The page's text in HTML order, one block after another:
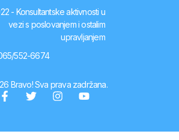
- Konsultantske aktivnosti u
vezi s poslovanjem i ostalim
upravljanjem
552-6674
Bravo! Sva prava zadržana.